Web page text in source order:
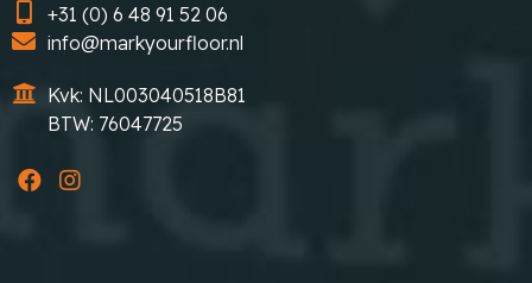
+31 (0) 6 48 91 52 06
info@markyourfloor.nl
Kvk: NL003040518B81
BTW: 76047725